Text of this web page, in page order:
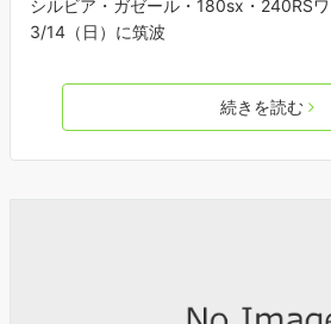
シルビア・ガゼール・180sx・240RS
3/14（日）に筑波
続きを読む